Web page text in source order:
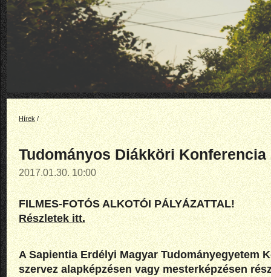
Hírek/
Tudományos Diákköri Konferencia
2017.01.30. 10:00
FILMES-FOTÓS ALKOTÓI PÁLYÁZATTAL!
Részletek itt.
A Sapientia Erdélyi Magyar Tudományegyetem
szervez alapképzésen vagy mesterképzésen